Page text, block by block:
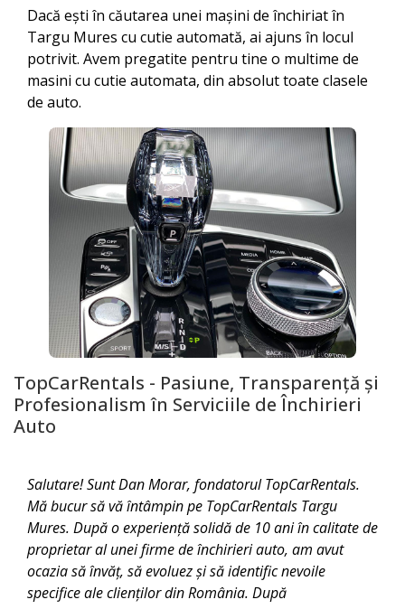
Dacă ești în căutarea unei mașini de închiriat în
Targu Mures cu cutie automată, ai ajuns în locul
potrivit. Avem pregatite pentru tine o multime de
masini cu cutie automata, din absolut toate clasele
de auto.
TopCarRentals - Pasiune, Transparență și
Profesionalism în Serviciile de Închirieri
Auto
Salutare! Sunt Dan Morar, fondatorul TopCarRentals.
Mă bucur să vă întâmpin pe TopCarRentals Targu
Mures. După o experiență solidă de 10 ani în calitate de
proprietar al unei firme de închirieri auto, am avut
ocazia să învăț, să evoluez și să identific nevoile
specifice ale clienților din România. După